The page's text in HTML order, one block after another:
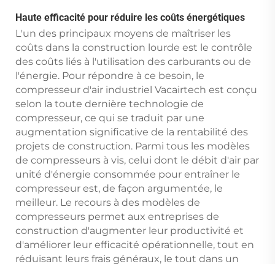
Haute efficacité pour réduire les coûts énergétiques
L'un des principaux moyens de maîtriser les
coûts dans la construction lourde est le contrôle
des coûts liés à l'utilisation des carburants ou de
l'énergie. Pour répondre à ce besoin, le
compresseur d'air industriel Vacairtech est conçu
selon la toute dernière technologie de
compresseur, ce qui se traduit par une
augmentation significative de la rentabilité des
projets de construction. Parmi tous les modèles
de compresseurs à vis, celui dont le débit d'air par
unité d'énergie consommée pour entraîner le
compresseur est, de façon argumentée, le
meilleur. Le recours à des modèles de
compresseurs permet aux entreprises de
construction d'augmenter leur productivité et
d'améliorer leur efficacité opérationnelle, tout en
réduisant leurs frais généraux, le tout dans un